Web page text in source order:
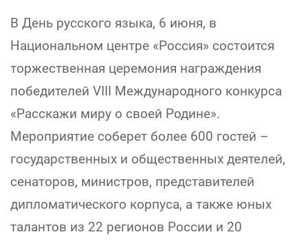
В День русского языка, 6 июня, в
Национальном центре «Россия» состоится
торжественная церемония награждения
победителей VIII Международного конкурса
«Расскажи миру о своей Родине».
Мероприятие соберет более 600 гостей –
государственных и общественных деятелей,
сенаторов, министров, представителей
дипломатического корпуса, а также юных
талантов из 22 регионов России и 20